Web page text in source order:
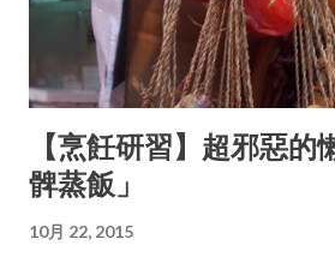
【烹飪研習】超邪惡的
髀蒸飯」
10月 22, 2015